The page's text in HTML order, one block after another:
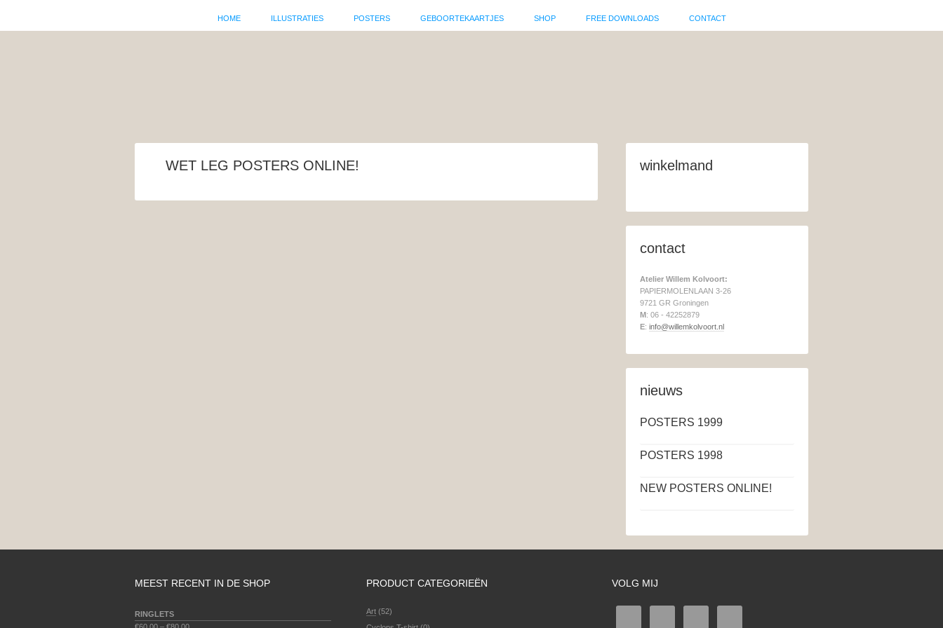
HOME ILLUSTRATIES POSTERS GEBOORTEKAARTJES SHOP FREE DOWNLOADS CONTACT
WET LEG POSTERS ONLINE! winkelmand
contact
Atelier Willem Kolvoort:
PAPIERMOLENLAAN 3-26
9721 GR Groningen
M: 06 - 42252879
E: info@willemkolvoort.nl
nieuws
POSTERS 1999
POSTERS 1998
NEW POSTERS ONLINE!
MEEST RECENT IN DE SHOP
RINGLETS
PRODUCT CATEGORIEËN
Art (52)
VOLG MIJ